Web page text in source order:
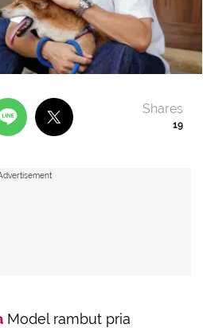
19
Shares
Model rambut pria